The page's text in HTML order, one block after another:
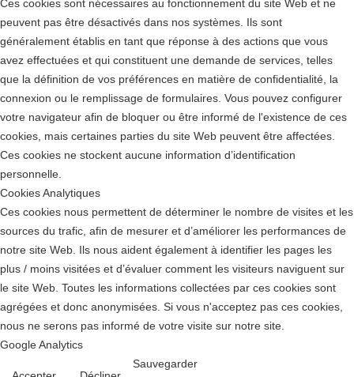
Ces cookies sont nécessaires au fonctionnement du site Web et ne
peuvent pas être désactivés dans nos systèmes. Ils sont
généralement établis en tant que réponse à des actions que vous
avez effectuées et qui constituent une demande de services, telles
que la définition de vos préférences en matière de confidentialité, la
connexion ou le remplissage de formulaires. Vous pouvez configurer
votre navigateur afin de bloquer ou être informé de l'existence de ces
cookies, mais certaines parties du site Web peuvent être affectées.
Ces cookies ne stockent aucune information d’identification
personnelle.
Cookies Analytiques
Ces cookies nous permettent de déterminer le nombre de visites et les
sources du trafic, afin de mesurer et d’améliorer les performances de
notre site Web. Ils nous aident également à identifier les pages les
plus / moins visitées et d’évaluer comment les visiteurs naviguent sur
le site Web. Toutes les informations collectées par ces cookies sont
agrégées et donc anonymisées. Si vous n'acceptez pas ces cookies,
nous ne serons pas informé de votre visite sur notre site.
Google Analytics
Sauvegarder